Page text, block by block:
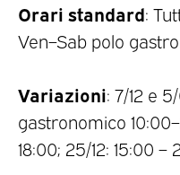
Orari standard:
Ven–Sab polo
Variazioni: 7/12 e
gastronomico
18:00; 25/12: 15:00 –